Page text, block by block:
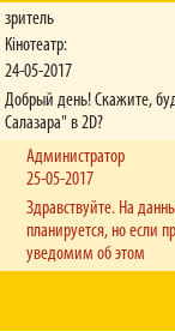
зритель
Кінотеатр:
24-05-2017
Добрый день! Скажите,
Салазара" в 2D?
Администратор
25-05-2017
Здравствуйте. На
планируется, но если
уведомим об этом